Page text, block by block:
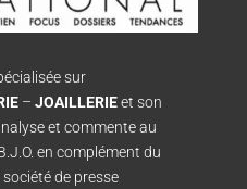
sur
– JOAILLERIEet son
et commente au
en complément du
de presse